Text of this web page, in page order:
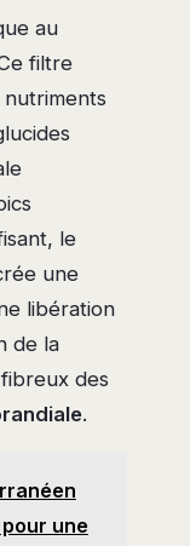
au
filtre
le
une
libération
de la
des
.
une